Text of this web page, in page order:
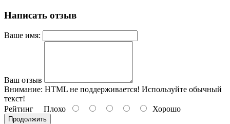
Написать отзыв
Ваше имя:
Ваш отзыв
Внимание: HTML не поддерживается! Используйте обычный
текст!
Рейтинг Плохо Хорошо
Продолжить